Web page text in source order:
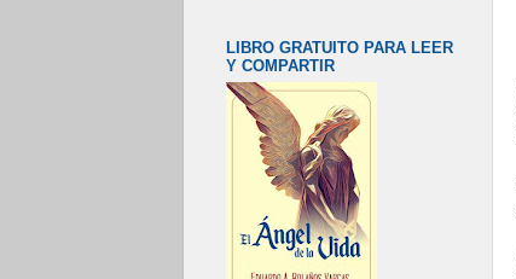
LIBRO GRATUITO PARA LEER
Y COMPARTIR